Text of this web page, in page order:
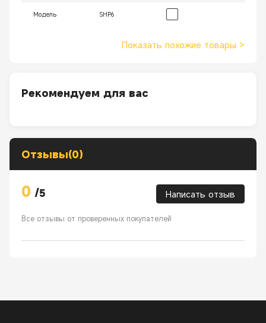
Модель SHP6
Показать похожие товары >
Рекомендуем для вас
Отзывы(0)
0 /5 Написать отзыв
Все отзывы от проверенных покупателей